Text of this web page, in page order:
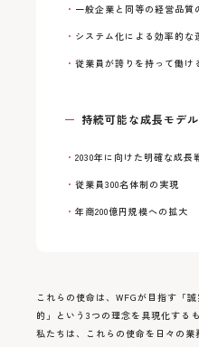
一般企業と同等の経営品質
システム化による効率的な
従業員が誇りを持って働け
持続可能な成長モデ
2030年に向けた明確な成長
従業員300名体制の実現
年商200億円規模への拡大
これらの使命は、WFGが目指す「
的」という3つの理念を具現化するも
私たちは、これらの使命を日々の